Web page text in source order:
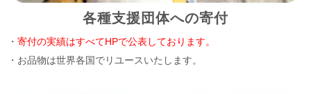
各種支援団体への寄付
・寄付の実績はすべてHPで公表しております。
・お品物は世界各国でリユースいたします。